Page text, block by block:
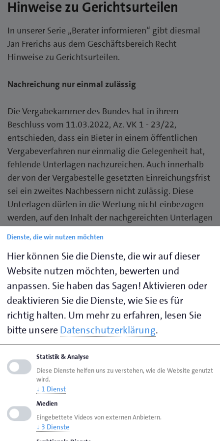
Hinweise zu Gerichtsurteilen
In unserer Serie „Berater informieren“ gibt diesmal
Jan Frerichs aus dem Geschäftsbereich Recht
Hinweise zu Gerichtsurteilen.
Nachreichung nur einmal zulässig
Die Vergabekammer des Bundes hat in ihrem
Beschluss vom 11.03.2022, Az. VK 1 - 23/22,
entschieden, dass ein Bieter in einem öffentlichen
Vergabeverfahren nur einmalig die Gelegenheit hat,
fehlende Unterlagen nachzureichen. Auch innerhalb
der von der Vergabestelle gesetzten Einreichungsfrist
sei ein zweites Nachbessern nicht zulässig. Diese
Unterlagen dürfen in die Wertung nicht einbezogen
werden, auf den Inhalt der nachgereichten Unterlagen
Fachgerechte Leistung ist Pflicht
Das OLG Rostock hat in seinem Urteil vom
15.09.2020, Az. 4 U 16/20, festgestellt, dass ein
Unternehmer, der einen Auftrag übernimmt, damit
auch zum Ausdruck bringt, dass er über die dafür
erforderlichen Kenntnisse verfügt. Er haftet bei
Mängeln und Schäden. Der Fall: Ein Hauseigentümer
hatte einen Bekannten mit einer Dachsanierung
beauftragt, obwohl dieser kein Fachbetrieb war. Den
Einwand des Unternehmers, dass der Kunde das
gewusst habe, hat das Gericht nicht gelten lassen:
Auch wer einen Auftrag außerhalb des eigenen
Gewerks annimmt, muss fachgerecht leisten.
Dienste, die wir nutzen möchten
Hier können Sie die Dienste, die wir auf dieser
Website nutzen möchten, bewerten und
anpassen. Sie haben das Sagen! Aktivieren oder
deaktivieren Sie die Dienste, wie Sie es für
richtig halten. Um mehr zu erfahren, lesen Sie
bitte unsereDatenschutzerklärung.
Statistik & Analyse
Diese Dienste helfen uns zu verstehen, wie die Website genutzt
wird.
↓ 1 Dienst
Medien
Eingebettete Videos von externen Anbietern.
↓ 3 Dienste